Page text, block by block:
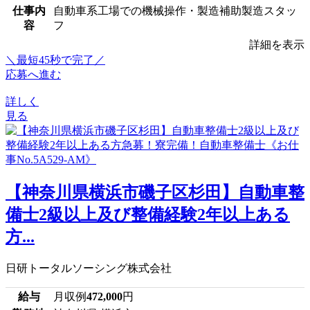
仕事内
容
自動車系工場での機械操作・製造補助製造スタッ
フ
詳細を表示
＼最短45秒で完了／
応募へ進む
詳しく
見る
【神奈川県横浜市磯子区杉田】自動車整
備士2級以上及び整備経験2年以上ある
方...
日研トータルソーシング株式会社
給与 月収例472,000円